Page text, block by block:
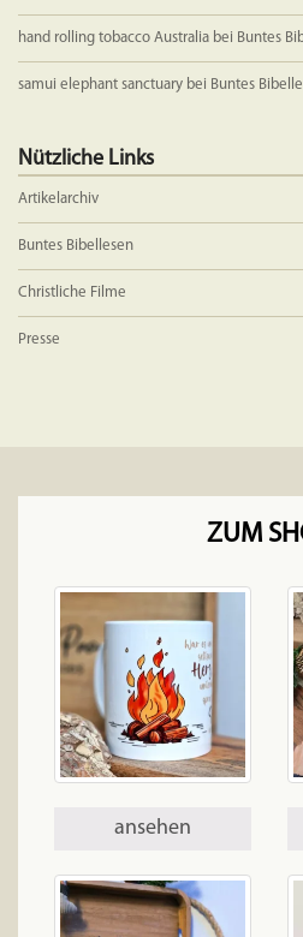
hand rolling tobacco Australia bei Buntes
samui elephant sanctuary bei Buntes
Nützliche Links
Artikelarchiv
Buntes Bibellesen
Christliche Filme
Presse
ZUM
ansehen